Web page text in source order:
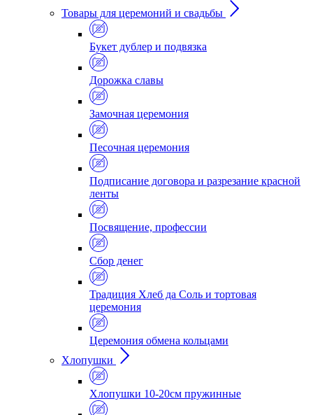
Товары для церемоний и свадьбы
Букет дублер и подвязка
Дорожка славы
Замочная церемония
Песочная церемония
Подписание договора и разрезание красной
ленты
Посвящение, профессии
Сбор денег
Традиция Хлеб да Соль и тортовая
церемония
Церемония обмена кольцами
Хлопушки
Хлопушки 10-20см пружинные